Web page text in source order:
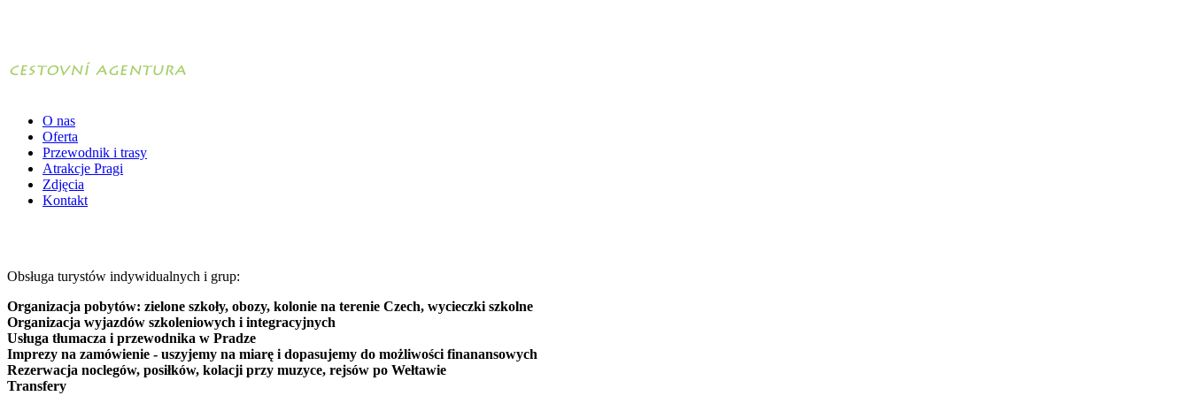
O nas
Oferta
Przewodnik i trasy
Atrakcje Pragi
Zdjęcia
Kontakt
Obsługa turystów indywidualnych i grup:
Organizacja pobytów: zielone szkoły, obozy, kolonie na terenie Czech, wycieczki szkolne
Organizacja wyjazdów szkoleniowych i integracyjnych
Usługa tłumacza i przewodnika w Pradze
Imprezy na zamówienie - uszyjemy na miarę i dopasujemy do możliwości finanansowych
Rezerwacja noclegów, posiłków, kolacji przy muzyce, rejsów po Wełtawie
Transfery